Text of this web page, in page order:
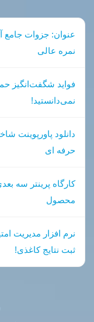
عنوان: جزوات جامع
نمره عالی
فواید شگفت‌انگیز
نمی‌دانستید!
حرفه ای
کارگاه پرینتر سه
محصول
ثبت نتایج کاغذی!